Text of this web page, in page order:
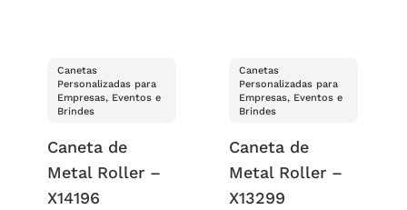
Canetas
Personalizadas para
Empresas, Eventos e
Brindes
Caneta de
Metal Roller –
X14196
Canetas
Personalizadas para
Empresas, Eventos e
Brindes
Caneta de
Metal Roller –
X13299